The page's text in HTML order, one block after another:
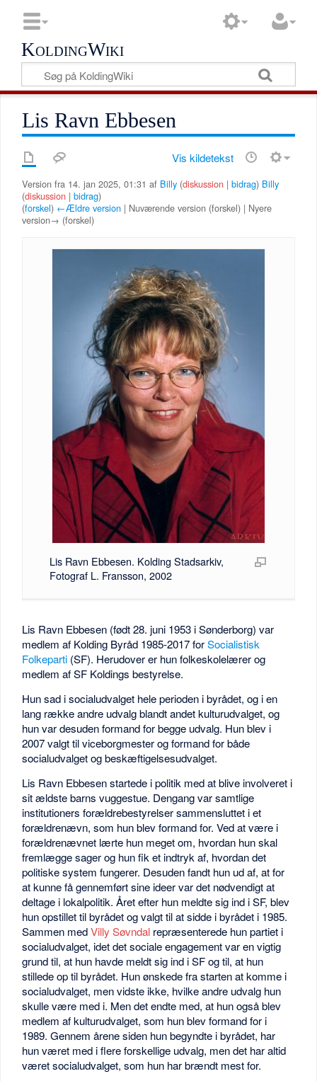
KoldingWiki
Lis Ravn Ebbesen
Vis kildetekst
Version fra 14. jan 2025, 01:31 af Billy (diskussion |bidrag) Billy
(diskussion |bidrag)
(forskel) ←Ældre version | Nuværende version (forskel) | Nyere
version→ (forskel)
Lis Ravn Ebbesen. Kolding Stadsarkiv,
Fotograf L. Fransson, 2002
Lis Ravn Ebbesen (født 28. juni 1953 i Sønderborg) var
medlem af Kolding Byråd 1985-2017 forSocialistisk
Folkeparti (SF). Herudover er hun folkeskolelærer og
medlem af SF Koldings bestyrelse.
Hun sad i socialudvalget hele perioden i byrådet, og i en
lang række andre udvalg blandt andet kulturudvalget, og
hun var desuden formand for begge udvalg. Hun blev i
2007 valgt til viceborgmester og formand for både
socialudvalget og beskæftigelsesudvalget.
Lis Ravn Ebbesen startede i politik med at blive involveret i
sit ældste barns vuggestue. Dengang var samtlige
institutioners forældrebestyrelser sammensluttet i et
forældrenævn, som hun blev formand for. Ved at være i
forældrenævnet lærte hun meget om, hvordan hun skal
fremlægge sager og hun fik et indtryk af, hvordan det
politiske system fungerer. Desuden fandt hun ud af, at for
at kunne få gennemført sine ideer var det nødvendigt at
deltage i lokalpolitik. Året efter hun meldte sig ind i SF, blev
hun opstillet til byrådet og valgt til at sidde i byrådet i 1985.
Sammen medVilly Søvndal repræsenterede hun partiet i
socialudvalget, idet det sociale engagement var en vigtig
grund til, at hun havde meldt sig ind i SF og til, at hun
stillede op til byrådet. Hun ønskede fra starten at komme i
socialudvalget, men vidste ikke, hvilke andre udvalg hun
skulle være med i. Men det endte med, at hun også blev
medlem af kulturudvalget, som hun blev formand for i
1989. Gennem årene siden hun begyndte i byrådet, har
hun været med i flere forskellige udvalg, men det har altid
været socialudvalget, som hun har brændt mest for.